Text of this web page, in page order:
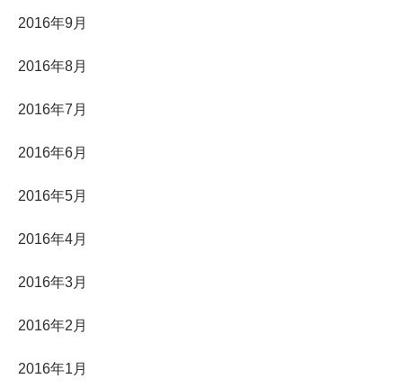
2016年9月
2016年8月
2016年7月
2016年6月
2016年5月
2016年4月
2016年3月
2016年2月
2016年1月